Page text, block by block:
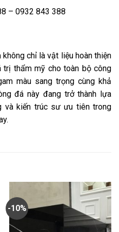
– 0932 843 388
không chỉ là vật liệu hoàn thiện
thẩm mỹ cho toàn bộ công
màu sang trọng cùng khả
đá này đang trở thành lựa
và kiến trúc sư ưu tiên trong
-10%